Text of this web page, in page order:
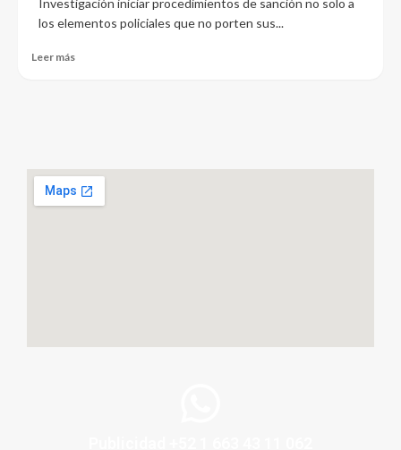
los elementos policiales que no porten sus...
Leer más